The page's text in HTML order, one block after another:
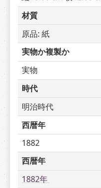
材質
原品: 紙
実物か複製か
実物
時代
明治時代
西暦年
1882
西暦年
1882年